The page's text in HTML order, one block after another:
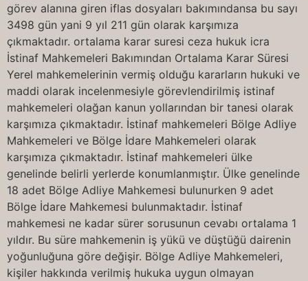
görev alanına giren iflas dosyaları bakımındansa bu sayı
3498 gün yani 9 yıl 211 gün olarak karşımıza
çıkmaktadır. ortalama karar suresi ceza hukuk icra
İstinaf Mahkemeleri Bakımından Ortalama Karar Süresi
Yerel mahkemelerinin vermiş olduğu kararların hukuki ve
maddi olarak incelenmesiyle görevlendirilmiş istinaf
mahkemeleri olağan kanun yollarından bir tanesi olarak
karşımıza çıkmaktadır. İstinaf mahkemeleri Bölge Adliye
Mahkemeleri ve Bölge İdare Mahkemeleri olarak
karşımıza çıkmaktadır. İstinaf mahkemeleri ülke
genelinde belirli yerlerde konumlanmıştır. Ülke genelinde
18 adet Bölge Adliye Mahkemesi bulunurken 9 adet
Bölge İdare Mahkemesi bulunmaktadır. İstinaf
mahkemesi ne kadar sürer sorusunun cevabı ortalama 1
yıldır. Bu süre mahkemenin iş yükü ve düştüğü dairenin
yoğunluğuna göre değişir. Bölge Adliye Mahkemeleri,
kişiler hakkında verilmiş hukuka uygun olmayan